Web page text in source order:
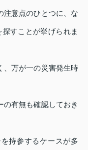
注意点のひとつに、な
すことが挙げられま
、万が一の災害発生時
有無も確認しておき
持参するケースが多